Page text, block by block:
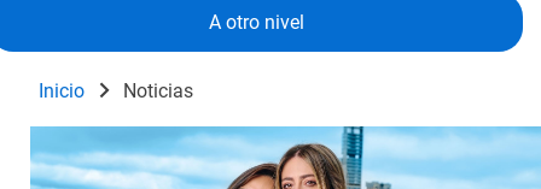
A otro nivel
Inicio Noticias